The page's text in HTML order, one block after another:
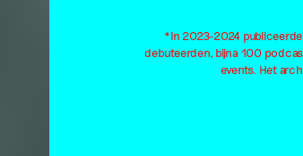
*In 2023-2024
debuteerden, bijna 100
events. Het